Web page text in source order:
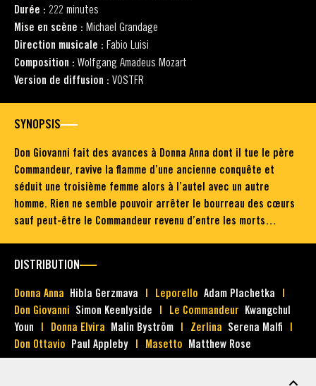
Durée : 222 minutes
Mise en scène : Michael Grandage
Direction musicale : Fabio Luisi
Composition : Wolfgang Amadeus Mozart
Version de diffusion : VOSTFR
SYNOPSIS
Don Giovanni fait des avances à Donna Anna dont il tue le père
Commandeur, ravive la flamme d’une ancienne conquête et
séduit une troisième femme alors à l’autel avec un autre
homme. Rien ne semble pouvoir arrêter le bourreau des cœurs
sauf peut-être le Commandeur revenu d’entre les morts…
DISTRIBUTION
Donna Anna Hibla Gerzmava Leporello Adam Plachetka
Don Giovanni Simon Keenlyside Le Commandeur Kwangchul
Youn
Donna Elvira Malin Byström Zerlina Serena Malfi
Don Ottavio Paul Appleby Masetto Matthew Rose